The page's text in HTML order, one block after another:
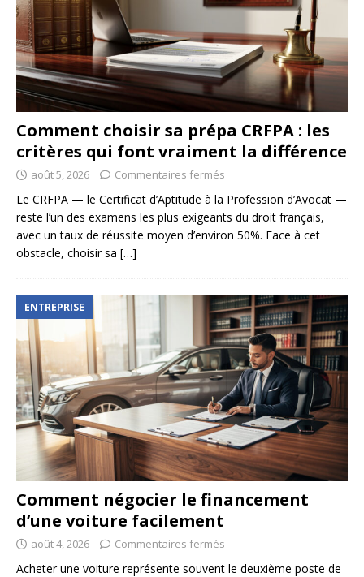
Comment choisir sa prépa CRFPA : les
critères qui font vraiment la différence
août 5, 2026 Commentaires fermés
Le CRFPA — le Certificat d’Aptitude à la Profession d’Avocat —
reste l’un des examens les plus exigeants du droit français,
avec un taux de réussite moyen d’environ 50%. Face à cet
obstacle, choisir sa […]
ENTREPRISE
Comment négocier le financement
d’une voiture facilement
août 4, 2026 Commentaires fermés
Acheter une voiture représente souvent le deuxième poste de